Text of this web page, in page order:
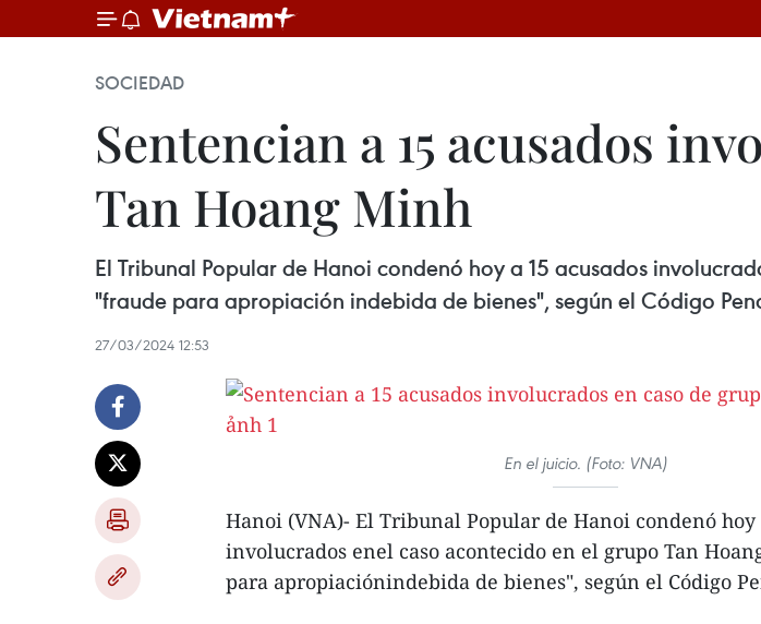
SOCIEDAD
Sentencian a 15 acusados
Tan Hoang Minh
El Tribunal Popular de Hanoi condenó hoy a 15 acusados
"fraude para apropiación indebida de bienes", según el Código
27/03/2024 12:53
En el juicio. (Foto: VNA)
Hanoi (VNA)- El Tribunal Popular de Hanoi condenó hoy
involucrados enel caso acontecido en el grupo Tan
para apropiaciónindebida de bienes", según el Código